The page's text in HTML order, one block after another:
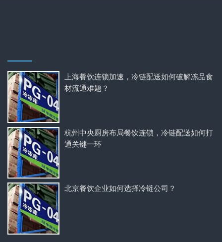
上海餐饮连锁加速，冷链配送如何破解冻品食
材流通难题？
杭州中央厨房布局餐饮连锁，冷链配送如何打
通关键一环
北京餐饮企业如何选择冷链公司？